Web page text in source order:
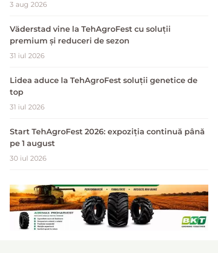
3 aug 2026
Väderstad vine la TehAgroFest cu soluții
premium și reduceri de sezon
31 iul 2026
Lidea aduce la TehAgroFest soluții genetice de
top
31 iul 2026
Start TehAgroFest 2026: expoziția continuă până
pe 1 august
30 iul 2026